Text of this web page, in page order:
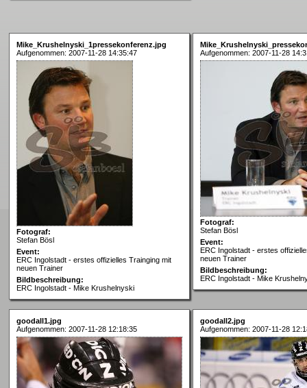
Mike_Krushelnyski_1pressekonferenz.jpg
Aufgenommen: 2007-11-28 14:35:47
Fotograf:
Stefan Bösl
Event:
ERC Ingolstadt - erstes offizielles Trainging mit
neuen Trainer
Bildbeschreibung:
ERC Ingolstadt - Mike Krushelnyski
Aufgenommen: 2007-11-28
Fotograf:
Stefan Bösl
Event:
ERC Ingolstadt - erstes
neuen Trainer
Bildbeschreibung:
ERC Ingolstadt - Mike
goodall1.jpg
Aufgenommen: 2007-11-28 12:18:35
goodall2.jpg
Aufgenommen: 2007-11-28